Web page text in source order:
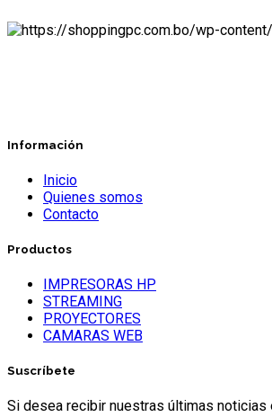
Información
Inicio
Quienes somos
Contacto
Productos
IMPRESORAS HP
STREAMING
PROYECTORES
CAMARAS WEB
Suscríbete
Si desea recibir nuestras últimas